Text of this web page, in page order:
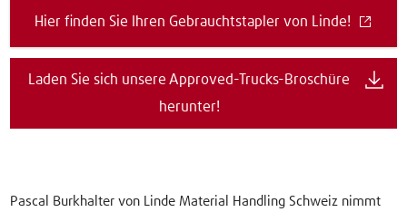
Hier finden Sie Ihren Gebrauchtstapler von Linde!
Laden Sie sich unsere Approved-Trucks-Broschüre
herunter!
Pascal Burkhalter von Linde Material Handling Schweiz nimmt